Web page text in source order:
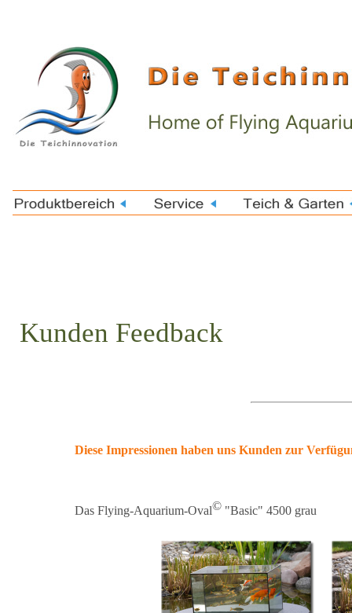
Kunden Feedback
Diese Impressionen haben uns Kunden zur
Das Flying-Aquarium-Oval© "Basic" 4500 grau